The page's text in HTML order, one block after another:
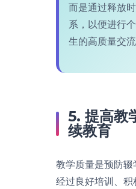
而是通过释放
系，以便进行
生的高质量交流
5. 提高教
续教育
教学质量是预防辍
经过良好培训、